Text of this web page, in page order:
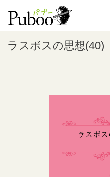
ラスボスの思想(40)